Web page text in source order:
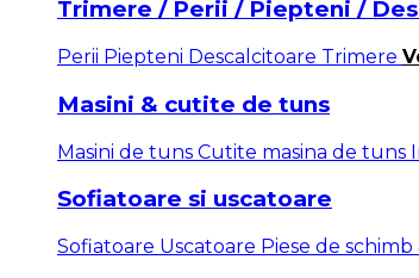
Trimere / Perii / Piepteni /
Perii Piepteni Descalcitoare Trimere
Masini & cutite de tuns
Masini de tuns Cutite masina de tuns
Sofiatoare si uscatoare
Sofiatoare Uscatoare Piese de schimb